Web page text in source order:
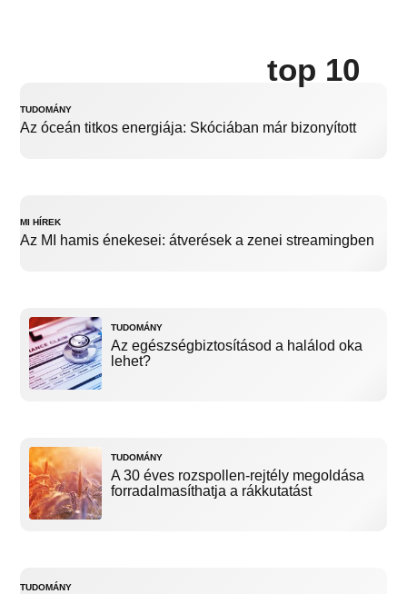
top 10
TUDOMÁNY
Az óceán titkos energiája: Skóciában már bizonyított
MI HÍREK
Az MI hamis énekesei: átverések a zenei streamingben
TUDOMÁNY
Az egészségbiztosításod a halálod oka
lehet?
TUDOMÁNY
A 30 éves rozspollen-rejtély megoldása
forradalmasíthatja a rákkutatást
TUDOMÁNY